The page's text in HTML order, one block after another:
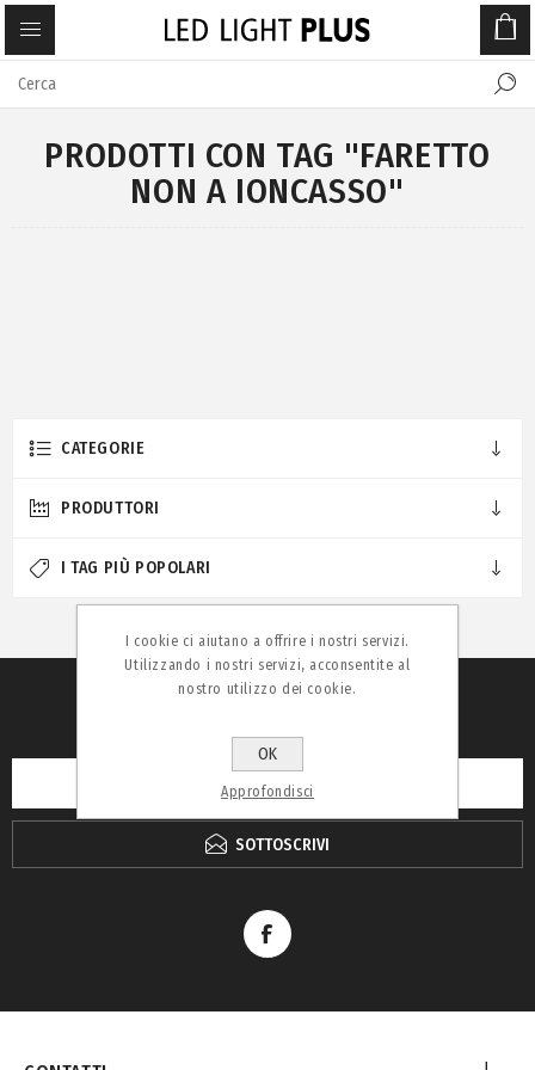
PRODOTTI CON TAG "FARETTO
NON A IONCASSO"
CATEGORIE
PRODUTTORI
I TAG PIÙ POPOLARI
SOTTOSCRIVI
I cookie ci aiutano a offrire i nostri servizi.
Utilizzando i nostri servizi, acconsentite al
nostro utilizzo dei cookie.
OK
Approfondisci